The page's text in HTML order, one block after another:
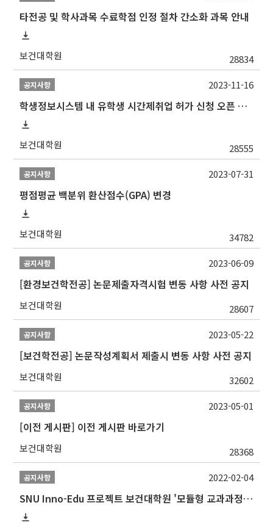
타전공 및 학사과목 수료학점 인정 절차 간소화 과목 안내
보건대학원 28834
공지사항
학생정보시스템 내 유학생 시간제취업 허가 신청 오픈 안내
보건대학원 28555
2023-11-16
공지사항
평점평균 백분위 환산점수(GPA) 변경
보건대학원 34782
2023-07-31
공지사항
[환경보건학전공] 논문제출자격시험 변동 사항 사전 공지
보건대학원 28607
2023-06-09
공지사항
[보건학전공] 논문작성계획서 제출시 변동 사항 사전 공지
보건대학원 32602
2023-05-22
공지사항
[이전 게시판] 이전 게시판 바로가기
보건대학원 28368
2023-05-01
공지사항
SNU Inno-Edu 프로젝트 보건대학원 '모듈형 교과과정' 안내(revised 2022/2/28)
2022-02-04